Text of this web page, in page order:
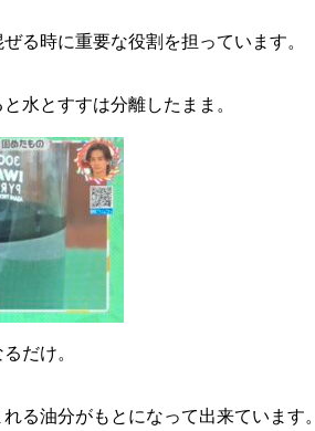
る時に重要な役割を担っています。
水とすすは分離したまま。
だけ。
る油分がもとになって出来ています。